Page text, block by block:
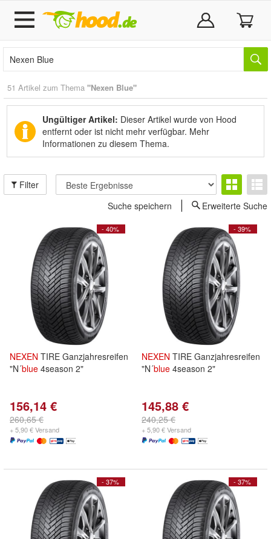
51 Artikel zum Thema "Nexen Blue"
Ungültiger Artikel: Dieser Artikel wurde von Hood
entfernt oder ist nicht mehr verfügbar. Mehr
Informationen zu diesem Thema.
Filter
Suche speichern
Erweiterte Suche
- 40%
NEXEN TIRE Ganzjahresreifen
"N´blue 4season 2"
156,14 €
260,65 €
+ 5,90 € Versand
- 39%
NEXEN TIRE Ganzjahresreifen
"N´blue 4season 2"
145,88 €
240,25 €
+ 5,90 € Versand
- 37% - 37%